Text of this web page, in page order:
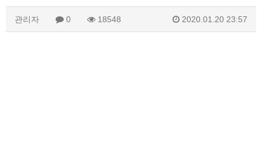
관리자 0 18548 2020.01.20 23:57